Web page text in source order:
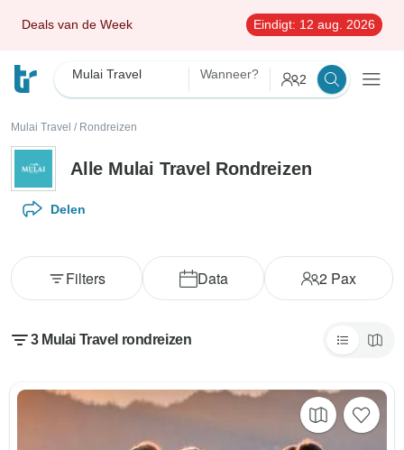
Deals van de Week Eindigt: 12 aug. 2026
Mulai Travel Wanneer? 2
Mulai Travel / Rondreizen
Alle Mulai Travel Rondreizen
Delen
Data 2 Pax
Filters
3 Mulai Travel rondreizen